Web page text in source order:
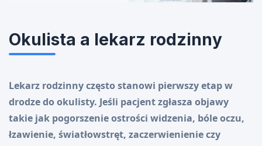
Okulista a lekarz rodzinny
Lekarz rodzinny często stanowi pierwszy etap w
drodze do okulisty. Jeśli pacjent zgłasza objawy
takie jak pogorszenie ostrości widzenia, bóle oczu,
łzawienie, światłowstręt, zaczerwienienie czy